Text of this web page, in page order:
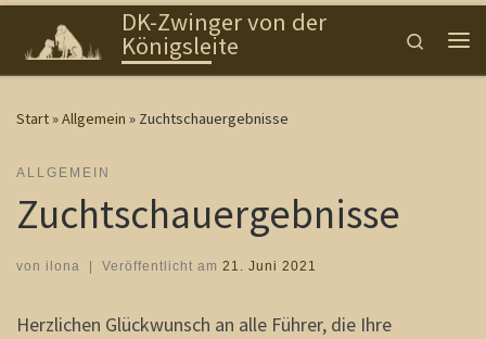
Zum Inhalt springenDK-Zwinger von der
Königsleite
Search
Start»Allgemein » Zuchtschauergebnisse
ALLGEMEIN
Zuchtschauergebnisse
von ilona Veröffentlicht am 21. Juni 2021
Herzlichen Glückwunsch an alle Führer, die Ihre